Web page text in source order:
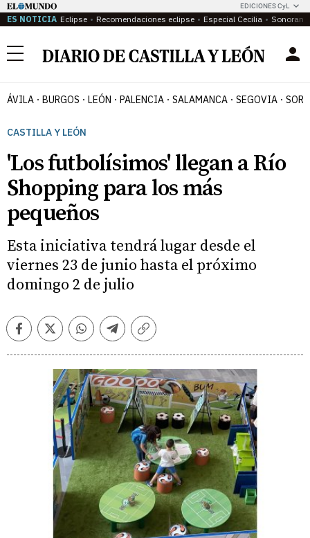
EDICIONES CyL
ES NOTICIA Eclipse Recomendaciones eclipse Especial Cecilia
Menú
ÁVILA BURGOS LEÓN PALENCIA SALAMANCA SEGOVIA
CASTILLA Y LEÓN
'Los futbolísimos' llegan a Río
Shopping para los más
pequeños
Esta iniciativa tendrá lugar desde el
viernes 23 de junio hasta el próximo
domingo 2 de julio
FacebookTwitterWhatsappTelegramCopiar